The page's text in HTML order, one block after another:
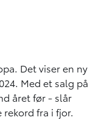
Det viser en ny
Med et salg på
året før - slår
fra i fjor.